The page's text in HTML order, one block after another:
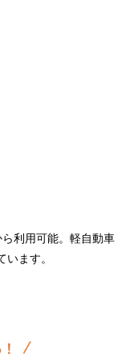
利用可能。軽自動車
ます。